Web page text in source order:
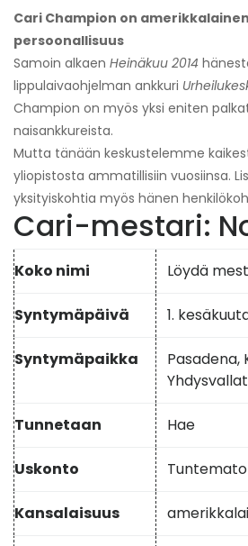
Cari Champion on
persoonallisuus
Samoin alkaen Heinäkuu 2014
lippulaivaohjelman ankkuri
Champion on myös yksi eniten
naisankkureista.
Mutta tänään keskustelemme
yliopistosta ammatillisiin vuosiinsa.
yksityiskohtia myös hänen
Cari-mestari:
Koko nimi Löydä
Syntymäpäivä 1.
Syntymäpaikka
Pasadena,
Yhdysvallat
Tunnetaan Hae
Uskonto
Kansalaisuus